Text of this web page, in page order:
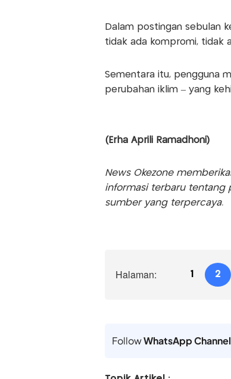
Dalam postingan sebulan
tidak ada kompromi, tidak
Sementara itu, pengguna
perubahan iklim – yang
(Erha Aprili Ramadhoni)
News Okezone
informasi terbaru tentang
sumber yang terpercaya.
Halaman: 1 2
FollowWhatsApp